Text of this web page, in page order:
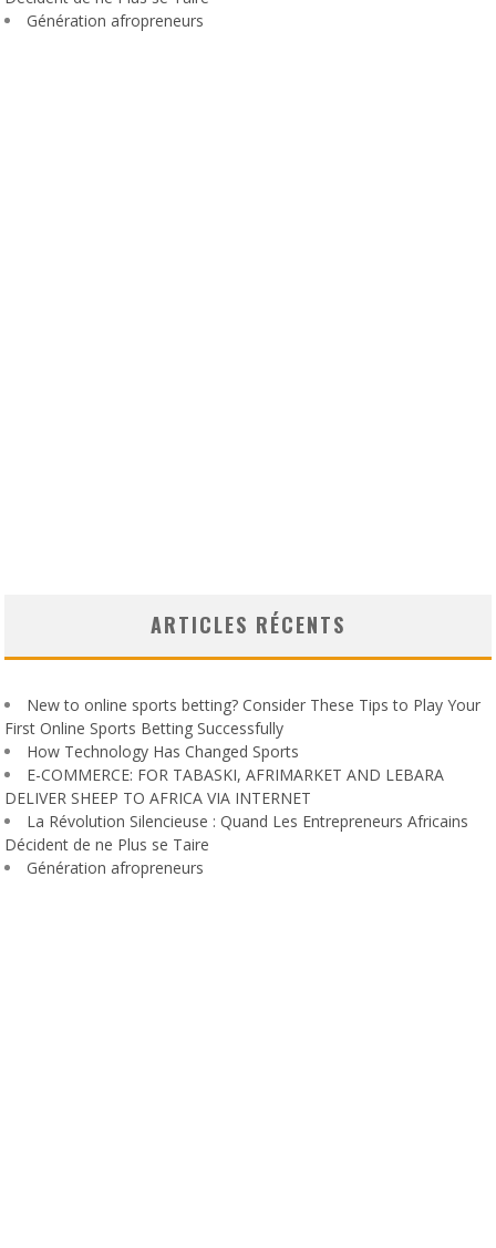
Génération afropreneurs
ARTICLES RÉCENTS
New to online sports betting? Consider These Tips to Play Your
First Online Sports Betting Successfully
How Technology Has Changed Sports
E-COMMERCE: FOR TABASKI, AFRIMARKET AND LEBARA
DELIVER SHEEP TO AFRICA VIA INTERNET
La Révolution Silencieuse : Quand Les Entrepreneurs Africains
Décident de ne Plus se Taire
Génération afropreneurs